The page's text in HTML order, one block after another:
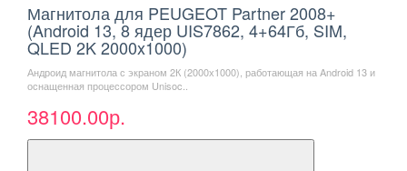
Магнитола для PEUGEOT Partner 2008+
(Android 13, 8 ядер UIS7862, 4+64Гб, SIM,
QLED 2K 2000x1000)
Андроид магнитола с экраном 2К (2000х1000), работающая на Android 13 и
оснащенная процессором Unisoc..
38100.00р.